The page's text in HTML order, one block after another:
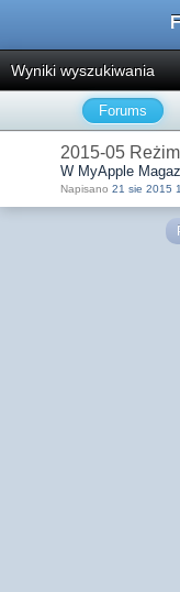
Wyniki wyszukiwania
Forums
2015-05
W MyApple
Napisano 21 sie 2015